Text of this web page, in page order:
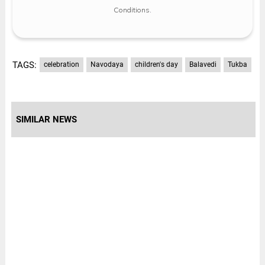
Conditions
TAGS: celebration Navodaya children's day Balavedi Tukba
SIMILAR NEWS